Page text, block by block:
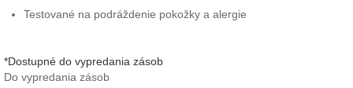
Testované na podráždenie pokožky a alergie
*Dostupné do vypredania zásob
Do vypredania zásob